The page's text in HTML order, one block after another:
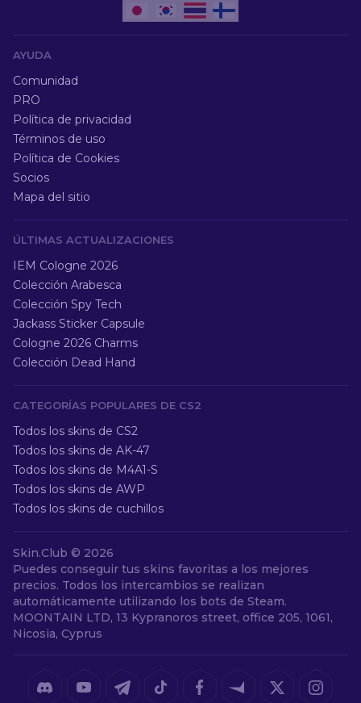
AYUDA
Comunidad
PRO
Política de privacidad
Términos de uso
Política de Cookies
Socios
Mapa del sitio
ÚLTIMAS ACTUALIZACIONES
IEM Cologne 2026
Colección Arabesca
Colección Spy Tech
Jackass Sticker Capsule
Cologne 2026 Charms
Colección Dead Hand
CATEGORÍAS POPULARES DE CS2
Todos los skins de CS2
Todos los skins de AK-47
Todos los skins de M4A1-S
Todos los skins de AWP
Todos los skins de cuchillos
Skin.Club © 2026
Puedes conseguir tus skins favoritas a los mejores
precios. Todos los intercambios se realizan
automáticamente utilizando los bots de Steam.
MOONTAIN LTD, 13 Kypranoros street, office 205, 1061,
Nicosia, Cyprus